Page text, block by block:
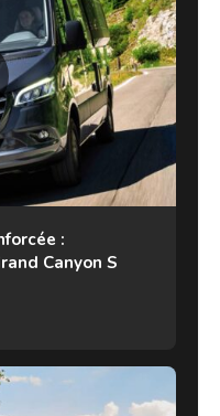
:
Canyon S